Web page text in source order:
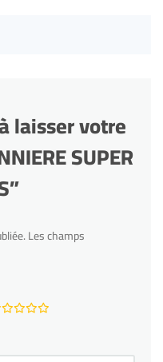
laisser votre
SUPER
Les champs